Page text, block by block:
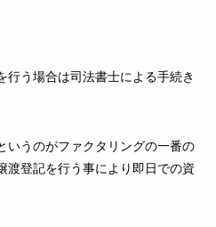
行う場合は司法書士による手続き
いうのがファクタリングの一番の
渡登記を行う事により即日での資